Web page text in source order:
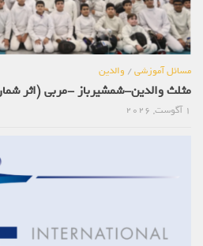
مسائل آموزشی/والدین
مثلث والدین-شمشیرباز -مربی (اثر شماره 854)